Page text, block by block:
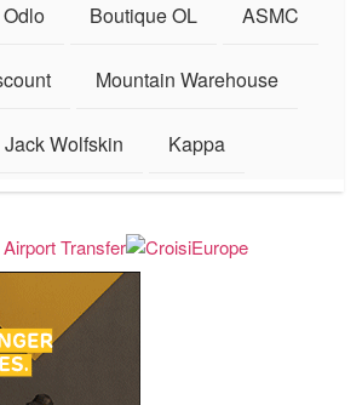
Odlo Boutique OL ASMC
Mountain Warehouse
Jack Wolfskin Kappa